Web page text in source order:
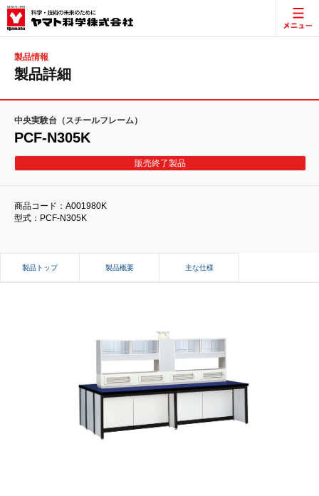
製品情報
製品詳細
中央実験台（スチールフレーム）
PCF-N305K
販売終了製品
商品コード：A001980K
型式：PCF-N305K
製品トップ 製品概要 主な仕様